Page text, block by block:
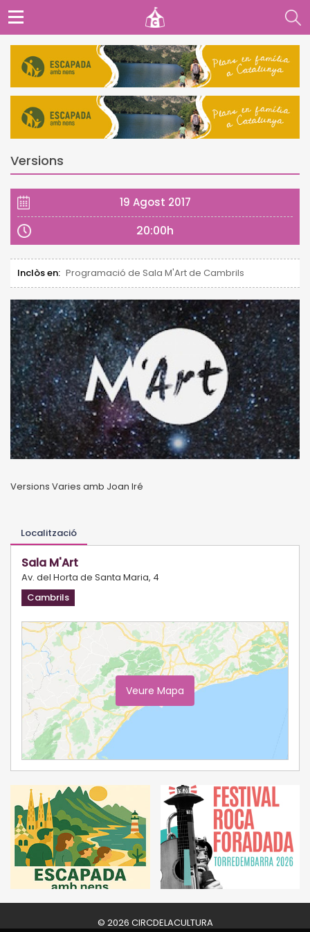
Versions
19 Agost 2017
20:00h
Inclòs en: Programació de Sala M'Art de Cambrils
Versions Varies amb Joan Iré
Localització
Sala M'Art
Av. del Horta de Santa Maria, 4
Cambrils
Veure Mapa
© 2026 CIRCDELACULTURA